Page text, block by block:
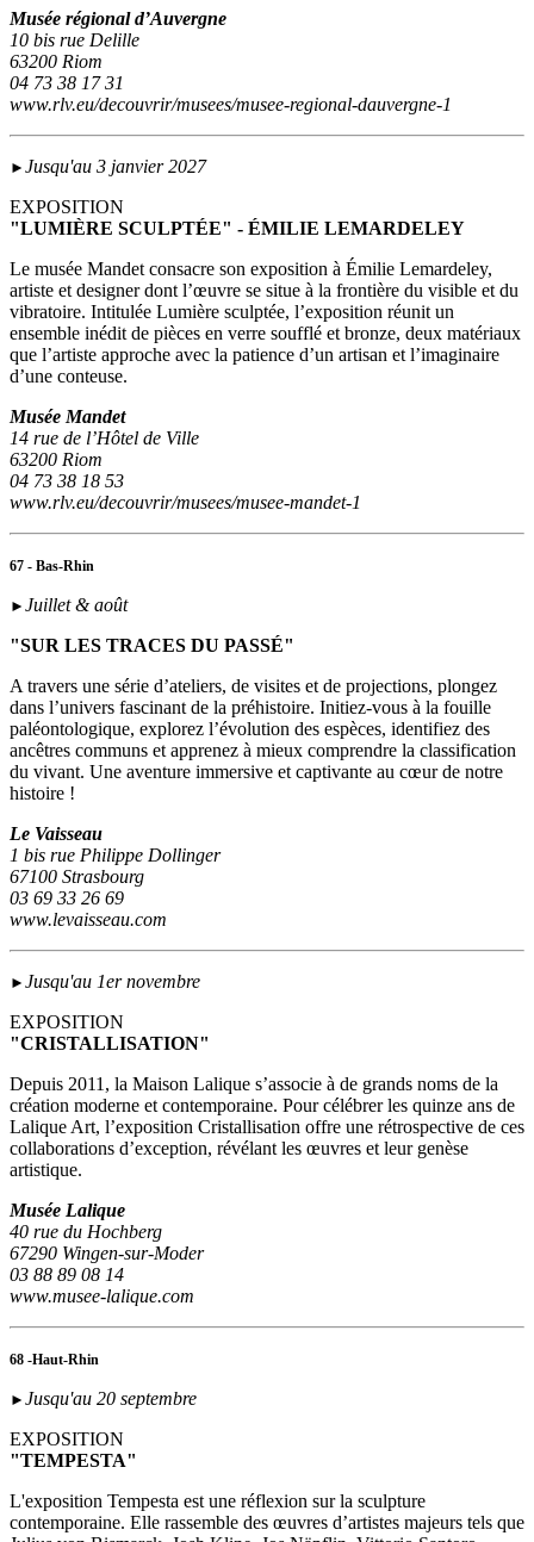
Musée régional d’Auvergne
10 bis rue Delille
63200 Riom
04 73 38 17 31
www.rlv.eu/decouvrir/musees/musee-regional-dauvergne-1
► Jusqu'au 3 janvier 2027
EXPOSITION
"LUMIÈRE SCULPTÉE" - ÉMILIE LEMARDELEY
Le musée Mandet consacre son exposition à Émilie Lemardeley,
artiste et designer dont l’œuvre se situe à la frontière du visible et du
vibratoire. Intitulée Lumière sculptée, l’exposition réunit un
ensemble inédit de pièces en verre soufflé et bronze, deux matériaux
que l’artiste approche avec la patience d’un artisan et l’imaginaire
d’une conteuse.
Musée Mandet
14 rue de l’Hôtel de Ville
63200 Riom
04 73 38 18 53
www.rlv.eu/decouvrir/musees/musee-mandet-1
67 - Bas-Rhin
► Juillet & août
"SUR LES TRACES DU PASSÉ"
A travers une série d’ateliers, de visites et de projections, plongez
dans l’univers fascinant de la préhistoire. Initiez-vous à la fouille
paléontologique, explorez l’évolution des espèces, identifiez des
ancêtres communs et apprenez à mieux comprendre la classification
du vivant. Une aventure immersive et captivante au cœur de notre
histoire !
Le Vaisseau
1 bis rue Philippe Dollinger
67100 Strasbourg
03 69 33 26 69
www.levaisseau.com
► Jusqu'au 1er novembre
EXPOSITION
"CRISTALLISATION"
Depuis 2011, la Maison Lalique s’associe à de grands noms de la
création moderne et contemporaine. Pour célébrer les quinze ans de
Lalique Art, l’exposition Cristallisation offre une rétrospective de ces
collaborations d’exception, révélant les œuvres et leur genèse
artistique.
Musée Lalique
40 rue du Hochberg
67290 Wingen-sur-Moder
03 88 89 08 14
www.musee-lalique.com
68 -Haut-Rhin
► Jusqu'au 20 septembre
EXPOSITION
"TEMPESTA"
L'exposition Tempesta est une réflexion sur la sculpture
contemporaine. Elle rassemble des œuvres d’artistes majeurs tels que